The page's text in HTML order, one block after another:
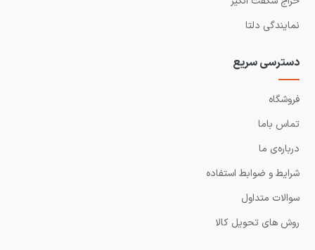
نمایندگی دلتا
دسترسی سریع
فروشگاه
تماس باما
درباره‌ی ما
شرایط و ضوابط استفاده
سوالات متداول
روش های تحویل کالا